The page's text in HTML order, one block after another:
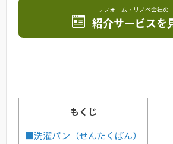
リフォーム・リノベ会社の
紹介サービスを
もくじ
■洗濯パン（せんたくぱん）